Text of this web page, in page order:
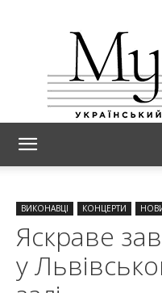
ВИКОНАВЦІ КОНЦЕРТИ
Яскраве
у